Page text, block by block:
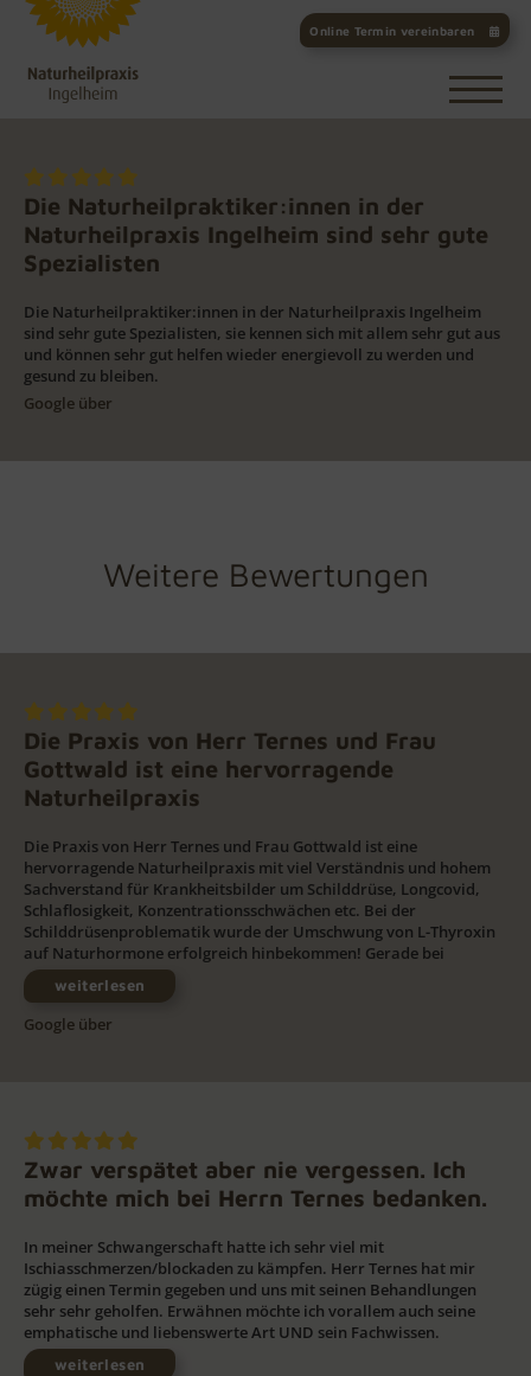
Online Termin vereinbaren
Die Naturheilpraktiker:innen in der
Naturheilpraxis Ingelheim sind sehr gute
Spezialisten
Die Naturheilpraktiker:innen in der Naturheilpraxis Ingelheim
sind sehr gute Spezialisten, sie kennen sich mit allem sehr gut aus
und können sehr gut helfen wieder energievoll zu werden und
gesund zu bleiben.
Google über
Weitere Bewertungen
Die Praxis von Herr Ternes und Frau
Gottwald ist eine hervorragende
Naturheilpraxis
Die Praxis von Herr Ternes und Frau Gottwald ist eine
hervorragende Naturheilpraxis mit viel Verständnis und hohem
Sachverstand für Krankheitsbilder um Schilddrüse, Longcovid,
Schlaflosigkeit, Konzentrationsschwächen etc. Bei der
Schilddrüsenproblematik wurde der Umschwung von L-Thyroxin
auf Naturhormone erfolgreich hinbekommen! Gerade bei
weiterlesen
Google über
Zwar verspätet aber nie vergessen. Ich
möchte mich bei Herrn Ternes bedanken.
In meiner Schwangerschaft hatte ich sehr viel mit
Ischiasschmerzen/blockaden zu kämpfen. Herr Ternes hat mir
zügig einen Termin gegeben und uns mit seinen Behandlungen
sehr sehr geholfen. Erwähnen möchte ich vorallem auch seine
emphatische und liebenswerte Art UND sein Fachwissen.
weiterlesen